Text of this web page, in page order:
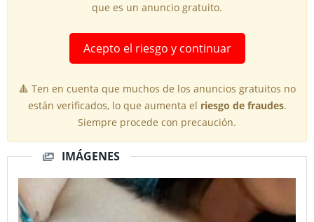
que es un anuncio gratuito.
Acepto el riesgo y continuar
🔺 Ten en cuenta que muchos de los anuncios gratuitos no
están verificados, lo que aumenta el riesgo de fraudes.
Siempre procede con precaución.
IMÁGENES